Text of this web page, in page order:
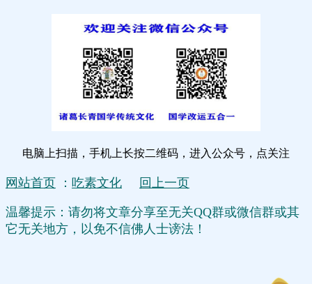
电脑上扫描，手机上长按二维码，进入公众号，点关注
网站首页 ： 吃素文化 回上一页
温馨提示：请勿将文章分享至无关QQ群或微信群或其
它无关地方，以免不信佛人士谤法！